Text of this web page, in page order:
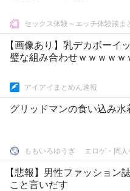
セックス体験～エッチ体験談ま
【画像あり】乳デカボーイ
璧な組み合わせｗｗｗｗｗ
アイアイまとめん速報
グリッドマンの食い込み
ももいろゆうぎ エロゲ・同人
【悲報】男性ファッション
こと言いだす